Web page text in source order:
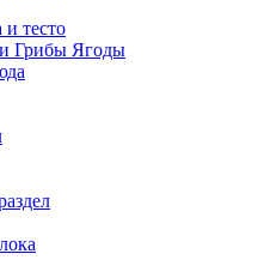
тесто
Грибы Ягоды